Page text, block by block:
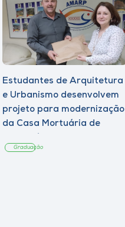
Estudantes de Arquitetura
e Urbanismo desenvolvem
projeto para modernização
da Casa Mortuária de
Graduação